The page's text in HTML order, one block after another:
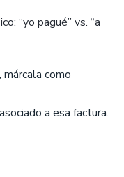
“yo pagué” vs. “a
márcala como
a esa factura.